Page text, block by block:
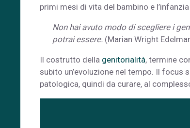
primi mesi di vita del bambino e
Non hai avuto modo di scegliere i
potrai essere.(Marian Wright
Il costrutto della genitorialità, termine
subito un’evoluzione nel tempo. Il
patologica, quindi da curare, al